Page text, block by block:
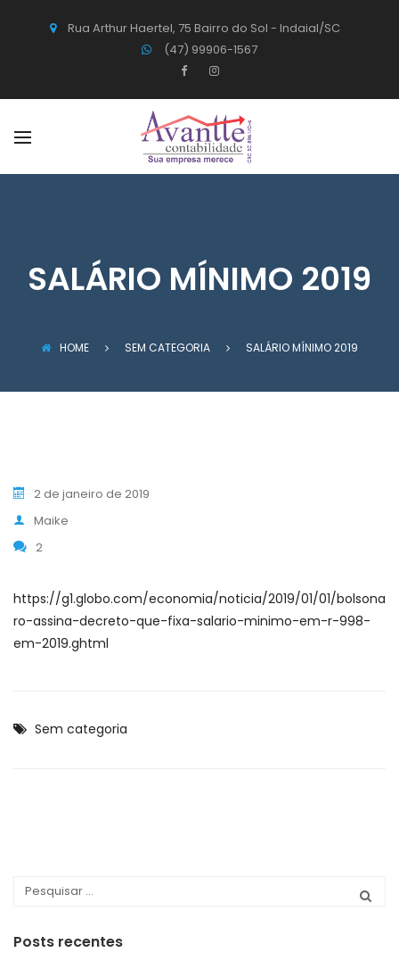
Rua Arthur Haertel, 75 Bairro do Sol - Indaial/SC
(47) 99906-1567
SALÁRIO MÍNIMO 2019
HOME SEM CATEGORIA SALÁRIO MÍNIMO 2019
2 de janeiro de 2019
Maike
2
https://g1.globo.com/economia/noticia/2019/01/01/bolsona
ro-assina-decreto-que-fixa-salario-minimo-em-r-998-
em-2019.ghtml
Sem categoria
Posts recentes